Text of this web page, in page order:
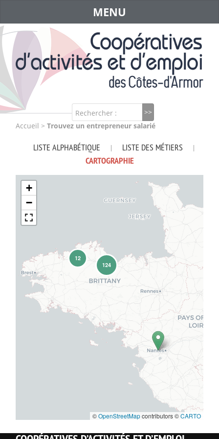
Rechercher :
MENU
Accueil > Trouvez un entrepreneur salarié
LISTE ALPHABÉTIQUE | LISTE DES MÉTIERS |
CARTOGRAPHIE
12
124
+
−
©OpenStreetMapcontributors ©CARTO